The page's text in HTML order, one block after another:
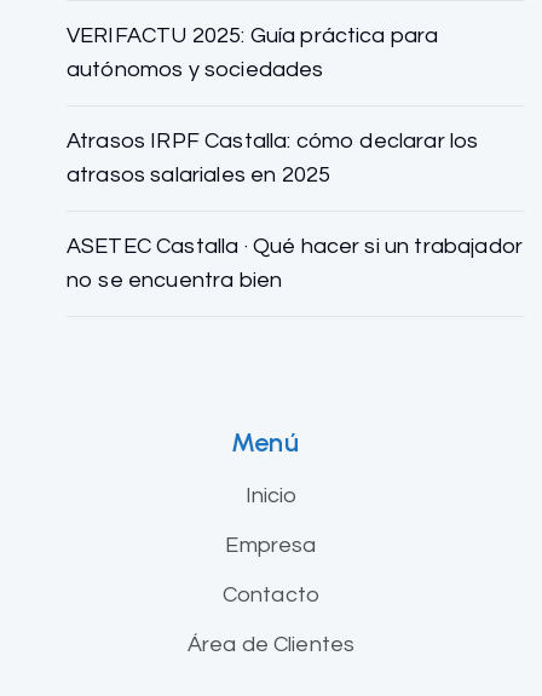
VERIFACTU 2025: Guía práctica para
autónomos y sociedades
Atrasos IRPF Castalla: cómo declarar los
atrasos salariales en 2025
ASETEC Castalla · Qué hacer si un trabajador
no se encuentra bien
Menú
Inicio
Empresa
Contacto
Área de Clientes